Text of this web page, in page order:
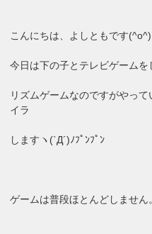
こんにちは、よしともです(^o^)
今日は下の子とテレビゲームを
リズムゲームなのですがやっ
イラ
しますヽ(`Д´)ﾉﾌﾟﾝﾌﾟﾝ
ゲームは普段ほとんどしません